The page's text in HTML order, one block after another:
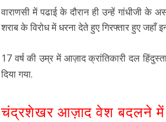
वाराणसी में पढाई के दौरान ही उन्हें गांधीजी
शराब के विरोध में धरना देते हुए गिरफ्तार हुए जहाँ
17 वर्ष की उम्र में आज़ाद क्रांतिकारी दल
दिया गया.
चंद्रशेखर आज़ाद वेश बदलने में